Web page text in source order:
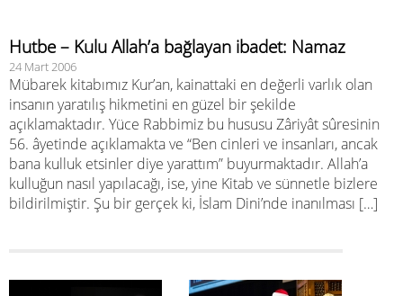
Hutbe – Kulu Allah’a bağlayan ibadet: Namaz
24 Mart 2006
Mübarek kitabımız Kur’an, kainattaki en değerli varlık olan
insanın yaratılış hikmetini en güzel bir şekilde
açıklamaktadır. Yüce Rabbimiz bu hususu Zâriyât sûresinin
56. âyetinde açıklamakta ve “Ben cinleri ve insanları, ancak
bana kulluk etsinler diye yarattım” buyurmaktadır. Allah’a
kulluğun nasıl yapılacağı, ise, yine Kitab ve sünnetle bizlere
bildirilmiştir. Şu bir gerçek ki, İslam Dini’nde inanılması […]